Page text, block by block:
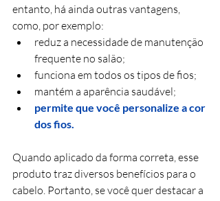
entanto, há ainda outras vantagens,
como, por exemplo:
reduz a necessidade de manutenção
frequente no salão;
funciona em todos os tipos de fios;
mantém a aparência saudável;
permite que você personalize a cor
dos fios.
Quando aplicado da forma correta, esse
produto traz diversos benefícios para o
cabelo. Portanto, se você quer destacar a